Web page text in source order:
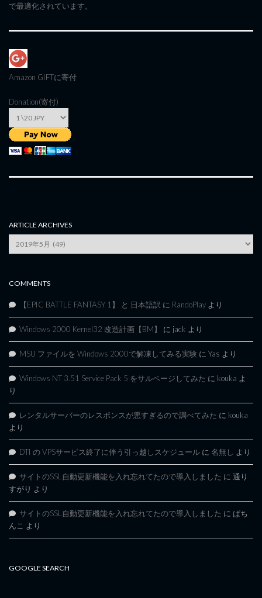
で最適化されています。
Amazon GIFTに寄付
Donation(寄付)
ARTICLE ARCHIVES
Archives
COMMENTS
【EPIC BATTLE FANTASY 1】 と 日本語訳 に RandoPlay より
Windows 2000 Kernel32 改造計画【BM】 に jack より
MSU ファイルを Windows 2000で解凍してみる実験 に Yas より
Windows NT 3.51 Service Pack 5 をサルベージしてみた に kouka よ
り
レンタルサーバーのレスポンスが悪すぎるので調べてみた に kouka
より
DTI の VPSサービス終了に伴う引っ越しスケジュール に 名無し より
サイトのSSL自動更新機能を入れ忘れてたので導入しました に 通り
すがり より
サイトのSSL自動更新機能を入れ忘れてたので導入しました に ぱち
んこ より
GOOGLE SEARCH